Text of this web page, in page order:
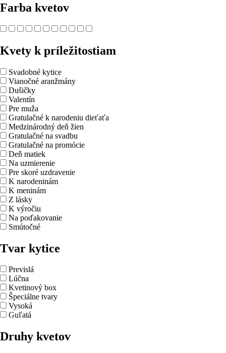
Farba kvetov
Kvety k príležitostiam
Svadobné kytice
Vianočné aranžmány
Dušičky
Valentín
Pre muža
Gratulačné k narodeniu dieťaťa
Medzinárodný deň žien
Gratulačné na svadbu
Gratulačné na promócie
Deň matiek
Na uzmierenie
Pre skoré uzdravenie
K narodeninám
K meninám
Z lásky
K výročiu
Na poďakovanie
Smútočné
Tvar kytice
Previslá
Lúčna
Kvetinový box
Špeciálne tvary
Vysoká
Guľatá
Druhy kvetov